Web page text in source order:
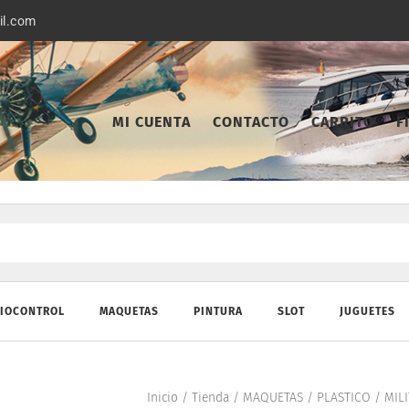
MI CUENTA CONTACTO CARRITO
MAQUETAS PINTURA SLOT JUGUETES
Inicio / Tienda/ MAQUETAS/ PLASTICO /